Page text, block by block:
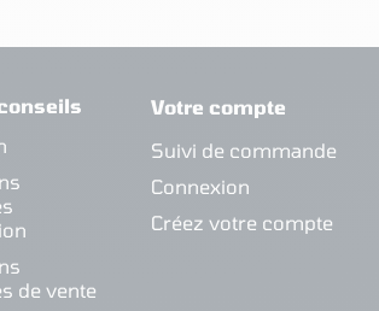
de vente
Votre compte
Suivi de commande
Connexion
Créez votre compte